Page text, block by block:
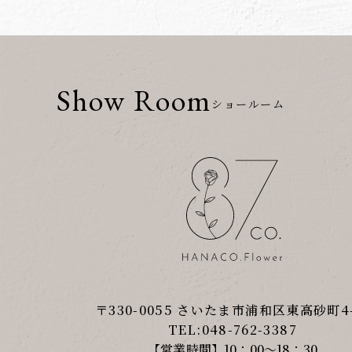
Show Room ショールーム
〒330-0055 さいたま市浦和区東高砂町
TEL:048-762-3387